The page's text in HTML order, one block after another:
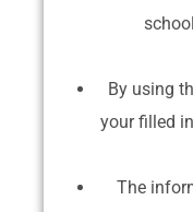
By using
your filled
The